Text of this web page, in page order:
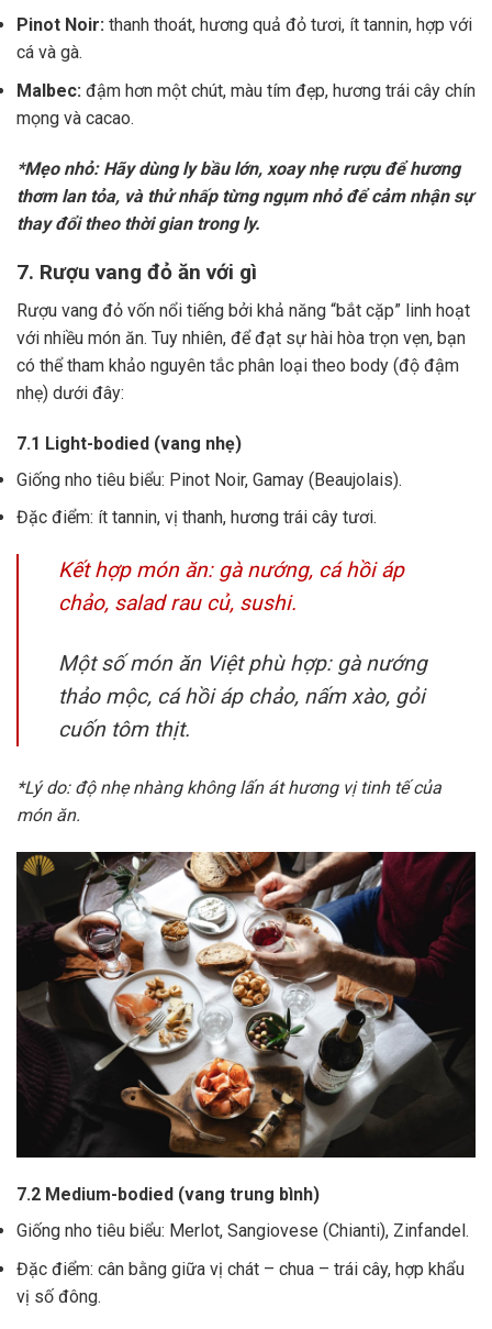
Pinot Noir: thanh thoát, hương quả đỏ tươi, ít tannin, hợp với
cá và gà.
Malbec: đậm hơn một chút, màu tím đẹp, hương trái cây chín
mọng và cacao.
*Mẹo nhỏ: Hãy dùng ly bầu lớn, xoay nhẹ rượu để hương
thơm lan tỏa, và thử nhấp từng ngụm nhỏ để cảm nhận sự
thay đổi theo thời gian trong ly.
7. Rượu vang đỏ ăn với gì
Rượu vang đỏ vốn nổi tiếng bởi khả năng “bắt cặp” linh hoạt
với nhiều món ăn. Tuy nhiên, để đạt sự hài hòa trọn vẹn, bạn
có thể tham khảo nguyên tắc phân loại theo body (độ đậm
nhẹ) dưới đây:
7.1 Light-bodied (vang nhẹ)
Giống nho tiêu biểu: Pinot Noir, Gamay (Beaujolais).
Đặc điểm: ít tannin, vị thanh, hương trái cây tươi.
Kết hợp món ăn: gà nướng, cá hồi áp
chảo, salad rau củ, sushi.
Một số món ăn Việt phù hợp: gà nướng
thảo mộc, cá hồi áp chảo, nấm xào, gỏi
cuốn tôm thịt.
*Lý do: độ nhẹ nhàng không lấn át hương vị tinh tế của
món ăn.
7.2 Medium-bodied (vang trung bình)
Giống nho tiêu biểu: Merlot, Sangiovese (Chianti), Zinfandel.
Đặc điểm: cân bằng giữa vị chát – chua – trái cây, hợp khẩu
vị số đông.